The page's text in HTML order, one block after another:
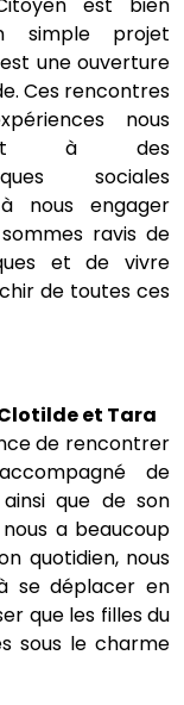
est bien
simple projet
une ouverture
Ces rencontres
nous
à des
sociales
nous engager
ravis de
et de vivre
de toutes ces
et Tara
de rencontrer
de
que de son
a beaucoup
quotidien, nous
se déplacer en
que les filles du
sous le charme